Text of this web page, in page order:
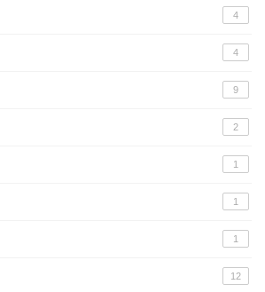
4
4
9
2
1
1
1
12